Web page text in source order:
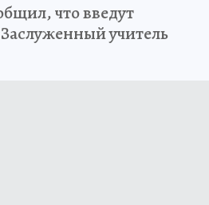
что введут
учитель